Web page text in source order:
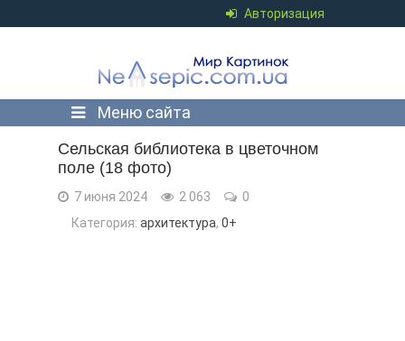
Авторизация
Меню сайта
Сельская библиотека в цветочном
поле (18 фото)
7 июня 2024 2 063
0
Категория: архитектура, 0+